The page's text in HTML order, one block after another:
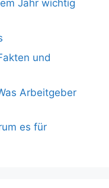
Jahr wichtig
und
Arbeitgeber
es für